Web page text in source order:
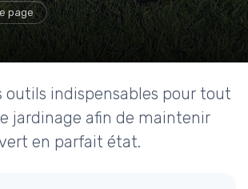
page
outils indispensables pour tout
jardinage afin de maintenir
en parfait état.